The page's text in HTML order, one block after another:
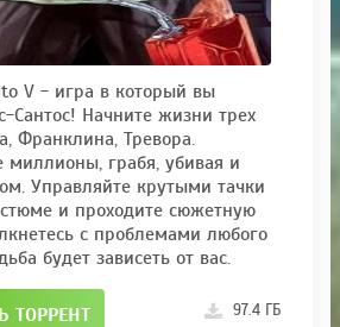
V - игра в который вы
Сантос! Начните жизни трех
Франклина, Тревора.
миллионы, грабя, убивая и
Управляйте крутыми тачки
и проходите сюжетную
с проблемами любого
будет зависеть от вас.
ТОРРЕНТ 97.4 ГБ